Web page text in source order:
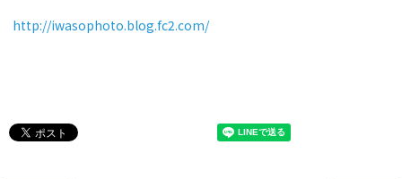
http://iwasophoto.blog.fc2.com/